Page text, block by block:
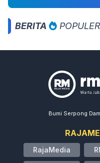
BERITA POPULER
Bumi Serpong
RajaMedia